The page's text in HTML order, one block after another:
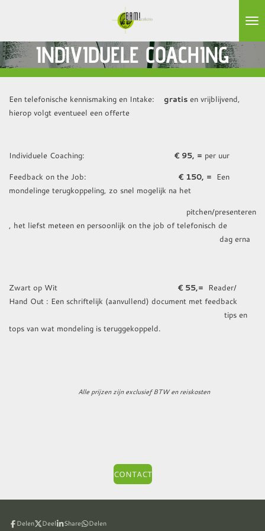
naar
de
hoofdinhoudINDIVIDUELE COACHING
Een telefonische kennismaking en Intake: gratis en vrijblijvend,
hierop volgt eventueel een offerte
Individuele Coaching: € 95, = per uur
Feedback on the Job: € 150, = Een
mondelinge terugkoppeling, zo snel mogelijk na het
pitchen/presenteren
, het liefst meteen en persoonlijk on the job of telefonisch de
dag erna
Zwart op Wit € 55,= Reader/
Hand Out : Een schriftelijk (aanvullend) document met feedback
tips en
tops van wat mondeling is teruggekoppeld.
Alle prijzen zijn exclusief BTW en reiskosten
CONTACT
Delen Deel Share Delen